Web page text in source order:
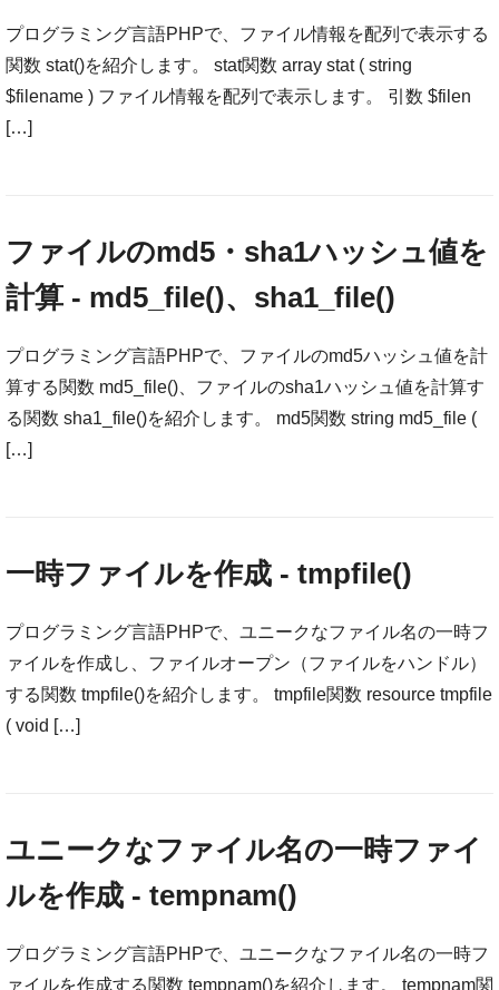
プログラミング言語PHPで、ファイル情報を配列で表示する
関数 stat()を紹介します。 stat関数 array stat ( string
$filename ) ファイル情報を配列で表示します。 引数 $filen
[…]
ファイルのmd5・sha1ハッシュ値を
計算 - md5_file()、sha1_file()
プログラミング言語PHPで、ファイルのmd5ハッシュ値を計
算する関数 md5_file()、ファイルのsha1ハッシュ値を計算す
る関数 sha1_file()を紹介します。 md5関数 string md5_file (
[…]
一時ファイルを作成 - tmpfile()
プログラミング言語PHPで、ユニークなファイル名の一時フ
ァイルを作成し、ファイルオープン（ファイルをハンドル）
する関数 tmpfile()を紹介します。 tmpfile関数 resource tmpfile
( void […]
ユニークなファイル名の一時ファイ
ルを作成 - tempnam()
プログラミング言語PHPで、ユニークなファイル名の一時フ
ァイルを作成する関数 tempnam()を紹介します。 tempnam関